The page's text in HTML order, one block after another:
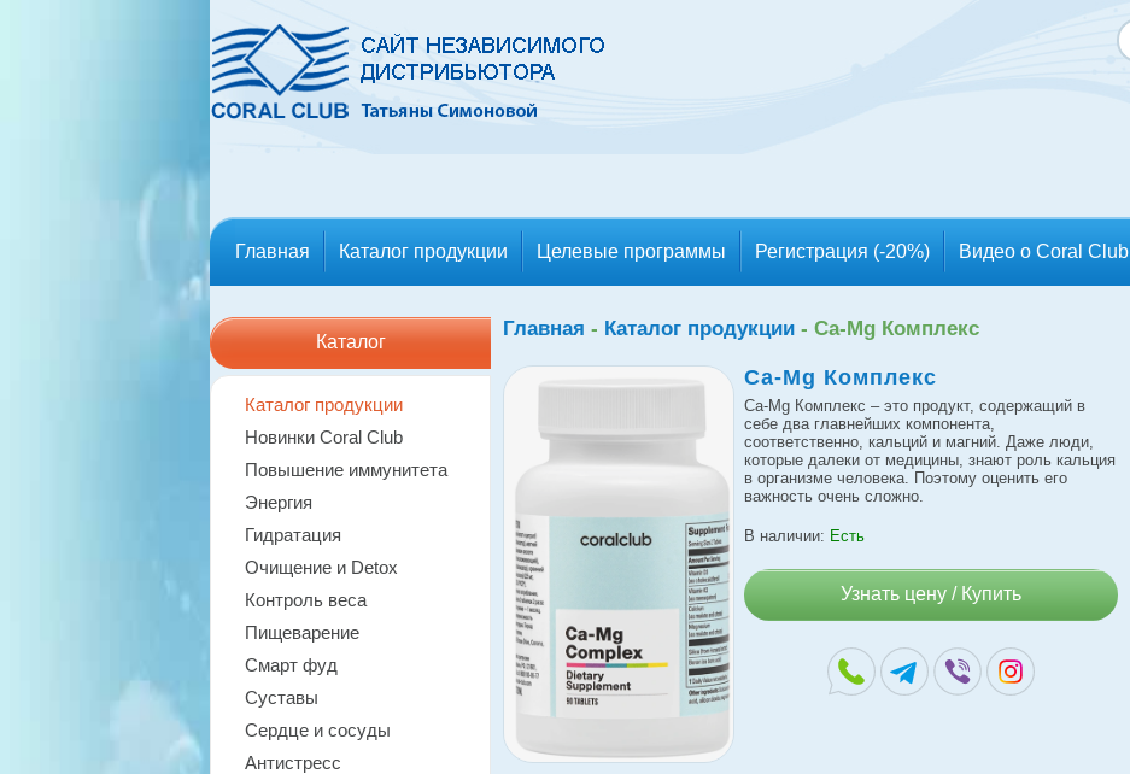
Главная Каталог продукции Целевые программы Регистрация (-20%) Видео о Coral Club
Каталог
Каталог продукции
Новинки Coral Club
Повышение иммунитета
Энергия
Гидратация
Очищение и Detox
Контроль веса
Пищеварение
Смарт фуд
Суставы
Сердце и сосуды
Антистресс
Главная - Каталог продукции - Ca-Mg Комплекс
Ca-Mg Комплекс
Ca-Mg Комплекс – это продукт, содержащий в
себе два главнейших компонента,
соответственно, кальций и магний. Даже люди,
которые далеки от медицины, знают роль кальция
в организме человека. Поэтому оценить его
важность очень сложно.
В наличии: Есть
Узнать цену / Купить